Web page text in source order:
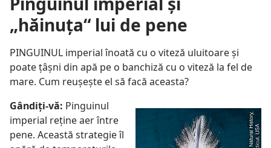
„hăinuţa“ lui de pene
PINGUINUL imperial înoată cu o viteză uluitoare şi
poate ţâşni din apă pe o banchiză cu o viteză la fel de
mare. Cum reuşeşte el să facă aceasta?
Gândiţi-vă: Pinguinul
imperial reţine aer între
pene. Această strategie îl